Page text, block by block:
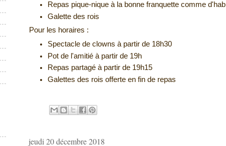
Repas pique-nique à la bonne franquette comme d'hab
Galette des rois
Pour les horaires :
Spectacle de clowns à partir de 18h30
Pot de l'amitié à partir de 19h
Repas partagé à partir de 19h15
Galettes des rois offerte en fin de repas
jeudi 20 décembre 2018